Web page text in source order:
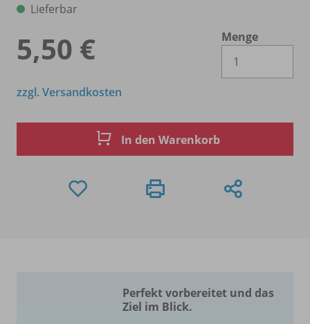
Lieferbar
5,50 €
Menge
zzgl. Versandkosten
In den Warenkorb
Perfekt vorbereitet und das
Ziel im Blick.